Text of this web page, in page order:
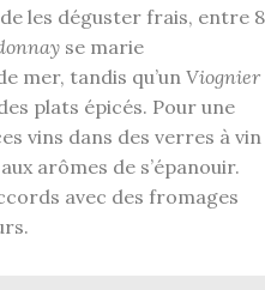
les déguster frais, entre 8
se marie
mer, tandis qu’un Viognier
plats épicés. Pour une
vins dans des verres à vin
arômes de s’épanouir.
avec des fromages